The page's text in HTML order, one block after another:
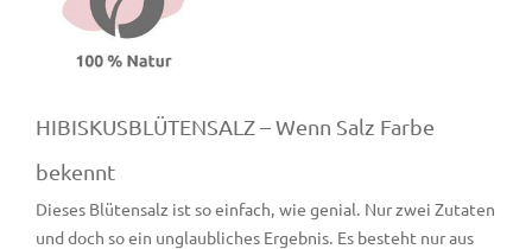
HIBISKUSBLÜTENSALZ – Wenn Salz Farbe
bekennt
Dieses Blütensalz ist so einfach, wie genial. Nur zwei Zutaten
und doch so ein unglaubliches Ergebnis. Es besteht nur aus